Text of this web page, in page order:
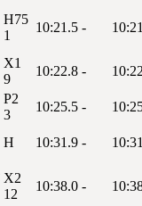
H75
1
10:21.5 -
X1
9
10:22.8 -
P2
3
10:25.5 -
H 10:31.9 -
X2
12
10:38.0 -